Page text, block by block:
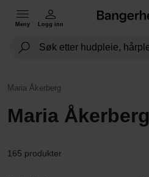
Meny Logg inn
Maria Åkerberg
Maria Åkerberg
165 produkter